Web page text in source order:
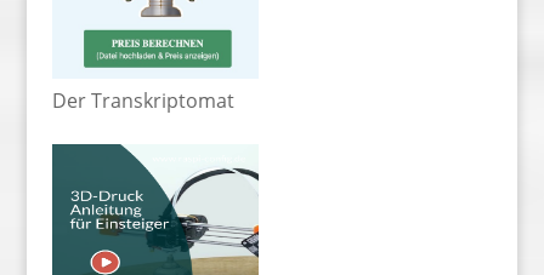
Der Transkriptomat